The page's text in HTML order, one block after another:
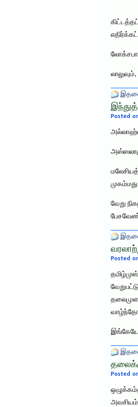
Posted
வேறு
Posted
இங்கேயே
Posted
அவசியம்